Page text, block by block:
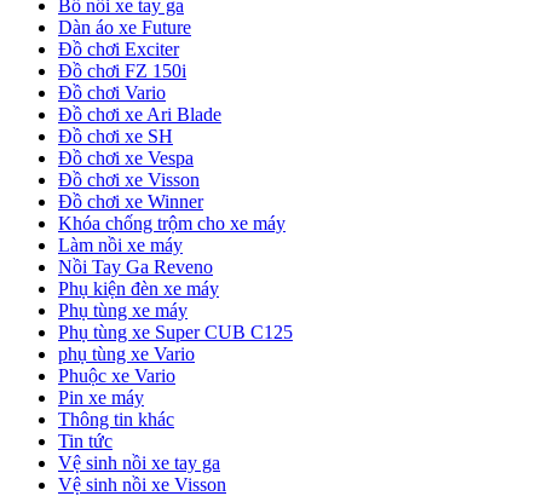
Bố nồi xe tay ga
Dàn áo xe Future
Đồ chơi Exciter
Đồ chơi FZ 150i
Đồ chơi Vario
Đồ chơi xe Ari Blade
Đồ chơi xe SH
Đồ chơi xe Vespa
Đồ chơi xe Visson
Đồ chơi xe Winner
Khóa chống trộm cho xe máy
Làm nồi xe máy
Nồi Tay Ga Reveno
Phụ kiện đèn xe máy
Phụ tùng xe máy
Phụ tùng xe Super CUB C125
phụ tùng xe Vario
Phuộc xe Vario
Pin xe máy
Thông tin khác
Tin tức
Vệ sinh nồi xe tay ga
Vệ sinh nồi xe Visson